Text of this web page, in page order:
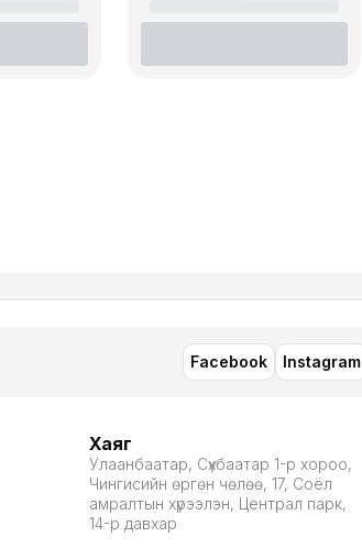
Facebook Instagram
Хаяг
Улаанбаатар, Сүхбаатар 1-р хороо,
Чингисийн өргөн чөлөө, 17, Соёл
амралтын хүрээлэн, Централ парк,
14-р давхар